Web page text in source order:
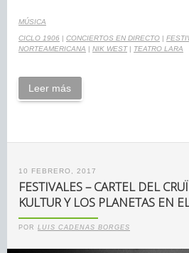
MÚSICA
CICLO 1906 | CONCIERTOS EN DIRECTO |
NORTEAMERICANA | NIK WEST| TEATRO LARA
Leer más
10 FEBRERO, 2017
FESTIVALES – CARTEL DEL
KULTUR Y LOS PLANETAS EN
POR LUIS CADENAS BORGES